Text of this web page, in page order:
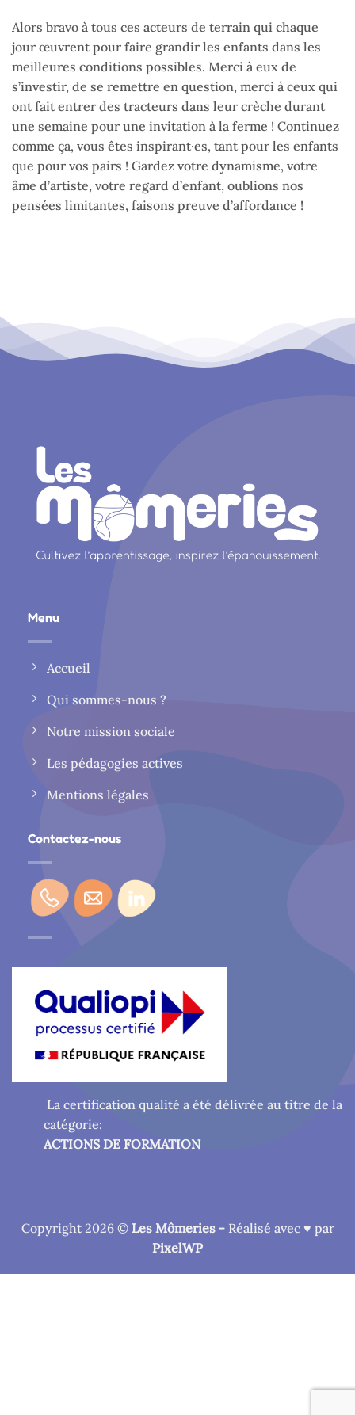
Alors bravo à tous ces acteurs de terrain qui chaque
jour œuvrent pour faire grandir les enfants dans les
meilleures conditions possibles. Merci à eux de
s’investir, de se remettre en question, merci à ceux qui
ont fait entrer des tracteurs dans leur crèche durant
une semaine pour une invitation à la ferme ! Continuez
comme ça, vous êtes inspirant·es, tant pour les enfants
que pour vos pairs ! Gardez votre dynamisme, votre
âme d’artiste, votre regard d’enfant, oublions nos
pensées limitantes, faisons preuve d’affordance !
Menu
Accueil
Qui sommes-nous ?
Notre mission sociale
Les pédagogies actives
Mentions légales
Contactez-nous
La certification qualité a été délivrée au titre de la
catégorie:
ACTIONS DE FORMATION
Copyright 2026 © Les Mômeries - Réalisé avec ♥ par
PixelWP